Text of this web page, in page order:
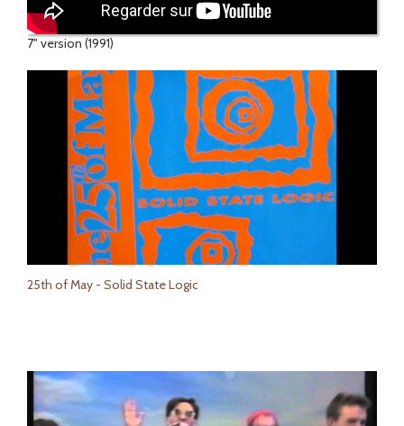
7" version (1991)
25th of May - Solid State Logic